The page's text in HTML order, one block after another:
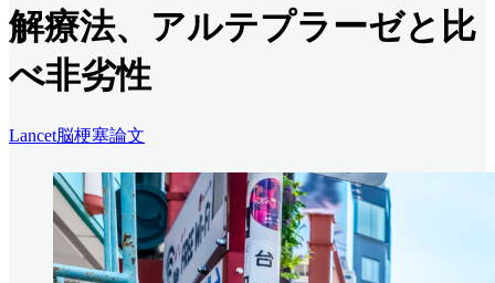
解療法、アルテプラーゼと比
べ非劣性
Lancet脳梗塞論文